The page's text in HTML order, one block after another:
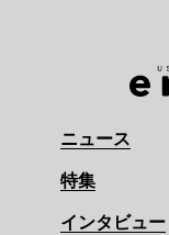
ニュース
特集
インタビュー